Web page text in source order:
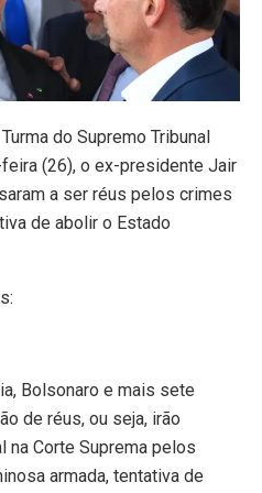
do Supremo Tribunal
(26), o ex-presidente Jair
a ser réus pelos crimes
de abolir o Estado
Bolsonaro e mais sete
de réus, ou seja, irão
na Corte Suprema pelos
armada, tentativa de